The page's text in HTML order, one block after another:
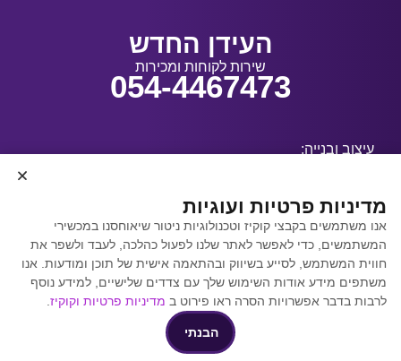
העידן החדש
שירות לקוחות ומכירות
054-4467473
עיצוב ובנייה:
קידום אתרים באמצעות
Y.Y. Digital
מדיניות פרטיות ועוגיות
אנו משתמשים בקבצי קוקיז וטכנולוגיות ניטור שיאוחסנו במכשירי
המשתמשים, כדי לאפשר לאתר שלנו לפעול כהלכה, לעבד ולשפר את
חווית המשתמש, לסייע בשיווק ובהתאמה אישית של תוכן ומודעות. אנו
משתפים מידע אודות השימוש שלך עם צדדים שלישיים, למידע נוסף
לרבות בדבר אפשרויות הסרה ראו פירוט ב מדיניות פרטיות וקוקיז
הבנתי